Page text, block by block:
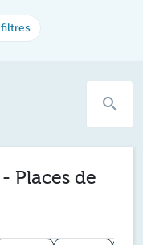
search
Places de